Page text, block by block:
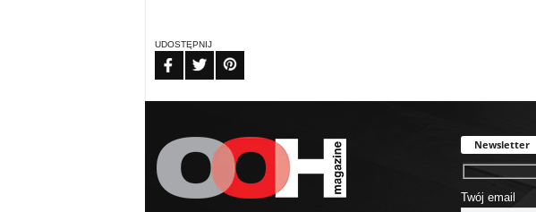
UDOSTĘPNIJ
Newsletter
Twój email